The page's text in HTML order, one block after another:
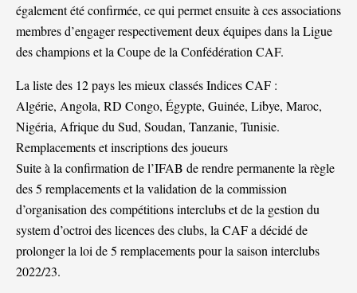
également été confirmée, ce qui permet ensuite à ces associations
membres d’engager respectivement deux équipes dans la Ligue
des champions et la Coupe de la Confédération CAF.
La liste des 12 pays les mieux classés Indices CAF :
Algérie, Angola, RD Congo, Égypte, Guinée, Libye, Maroc,
Nigéria, Afrique du Sud, Soudan, Tanzanie, Tunisie.
Remplacements et inscriptions des joueurs
Suite à la confirmation de l’IFAB de rendre permanente la règle
des 5 remplacements et la validation de la commission
d’organisation des compétitions interclubs et de la gestion du
system d’octroi des licences des clubs, la CAF a décidé de
prolonger la loi de 5 remplacements pour la saison interclubs
2022/23.